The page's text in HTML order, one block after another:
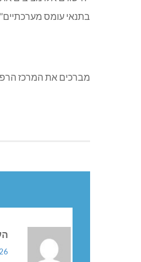
בתנאי עומס
מברכים את המרכז
01/